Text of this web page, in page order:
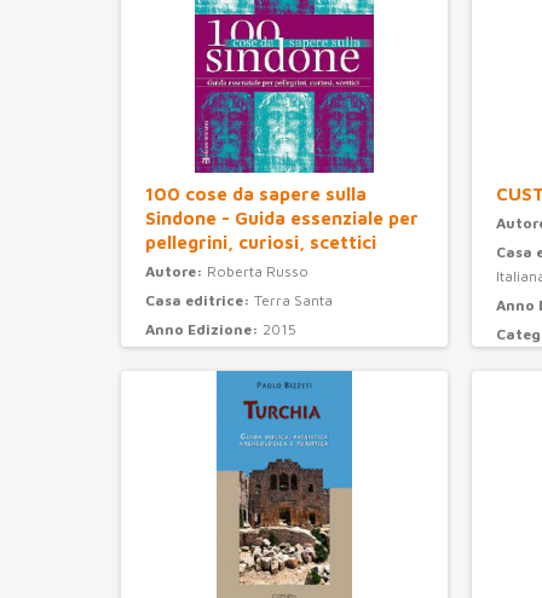
100 cose da sapere sulla
Sindone - Guida essenziale per
pellegrini, curiosi, scettici
Autore: Roberta Russo
Casa editrice: Terra Santa
Anno Edizione: 2015
Casa
Anno